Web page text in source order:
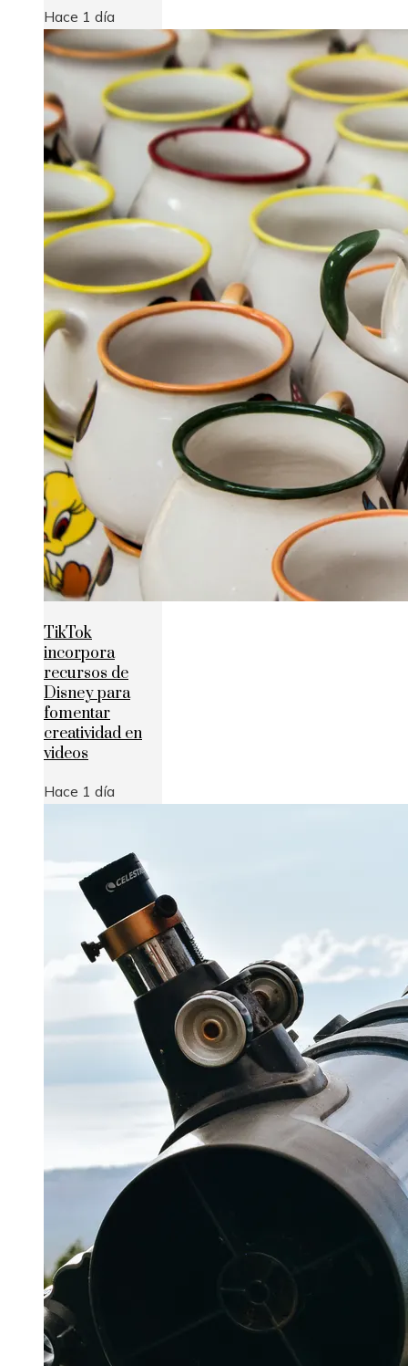
Hace 1 día
TikTok
incorpora
recursos de
Disney para
fomentar
creatividad en
videos
Hace 1 día